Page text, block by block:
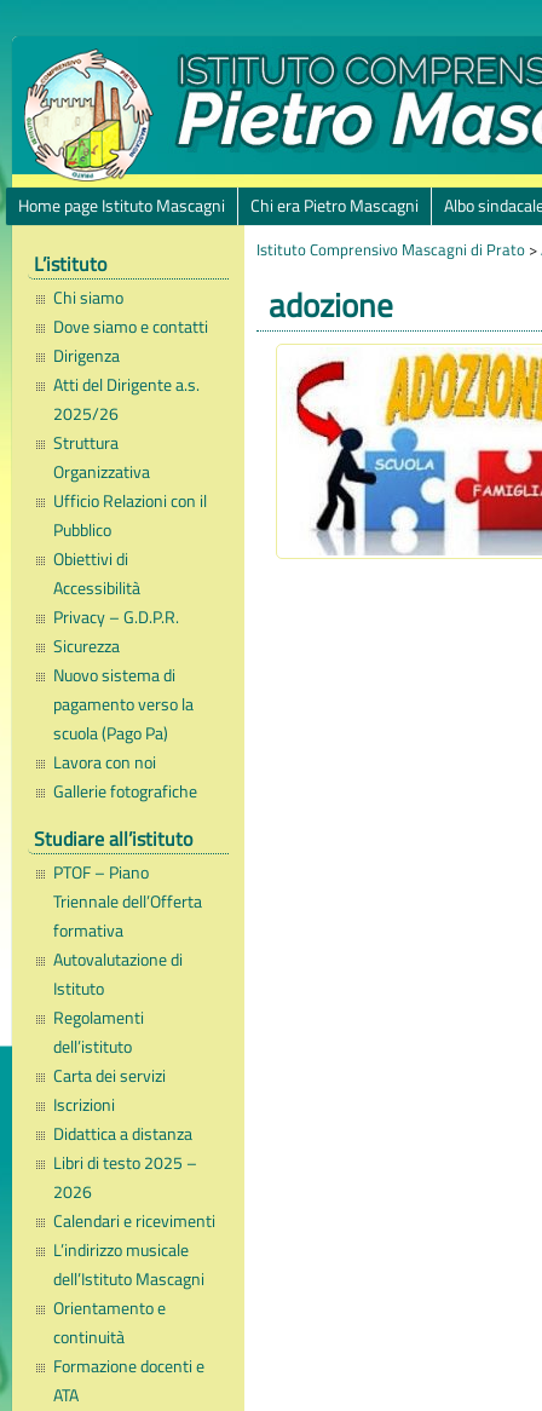
Home page Istituto Mascagni Chi era Pietro Mascagni Albo
L’istituto
Chi siamo
Dove siamo e contatti
Dirigenza
Atti del Dirigente a.s.
2025/26
Struttura
Organizzativa
Ufficio Relazioni con il
Pubblico
Obiettivi di
Accessibilità
Privacy – G.D.P.R.
Sicurezza
Nuovo sistema di
pagamento verso la
scuola (Pago Pa)
Lavora con noi
Gallerie fotografiche
Studiare all’istituto
PTOF – Piano
Triennale dell’Offerta
formativa
Autovalutazione di
Istituto
Regolamenti
dell’istituto
Carta dei servizi
Iscrizioni
Didattica a distanza
Libri di testo 2025 –
2026
Calendari e ricevimenti
L’indirizzo musicale
dell’Istituto Mascagni
Orientamento e
continuità
Formazione docenti e
ATA
Istituto Comprensivo Mascagni di Prato>
adozione